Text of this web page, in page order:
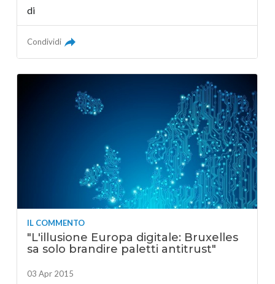
di
Condividi
IL COMMENTO
"L'illusione Europa digitale: Bruxelles
sa solo brandire paletti antitrust"
03 Apr 2015